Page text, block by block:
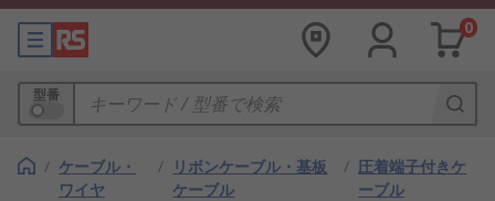
0
型番
/ ケーブル・
ワイヤ
/ リボンケーブル・基板
ケーブル
/ 圧着端子付きケ
ーブル